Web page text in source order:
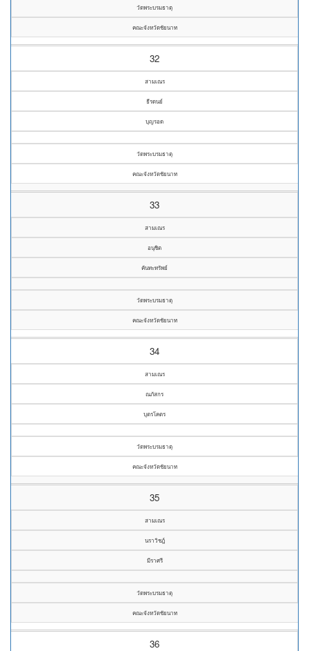
วัดพระบรมธาตุ
คณะจังหวัดชัยนาท
32
สามเณร
ธีรดนย์
บุญรอด
วัดพระบรมธาตุ
คณะจังหวัดชัยนาท
33
สามเณร
อนุชิต
คันทะทรัพย์
วัดพระบรมธาตุ
คณะจังหวัดชัยนาท
34
สามเณร
ณภัสกร
บุตรโคตร
วัดพระบรมธาตุ
คณะจังหวัดชัยนาท
35
สามเณร
นราวิชฎ์
มีราศรี
วัดพระบรมธาตุ
คณะจังหวัดชัยนาท
36